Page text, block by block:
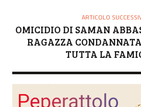
ARTICOLO
OMICIDIO DI SAMAN
RAGAZZA
TUTTA LA